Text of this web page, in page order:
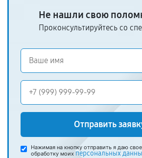
Не нашли свою
Проконсультируйтесь со
Отправить
Нажимая на кнопку отправить я даю
обработку моих персональных